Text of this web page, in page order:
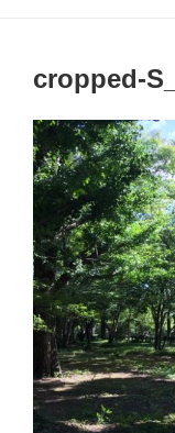
cropped-